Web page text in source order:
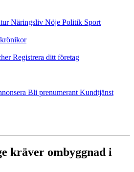
Näringsliv Nöje Politik Sport
Registrera ditt företag
Bli prenumerant Kundtjänst
kräver ombyggnad i